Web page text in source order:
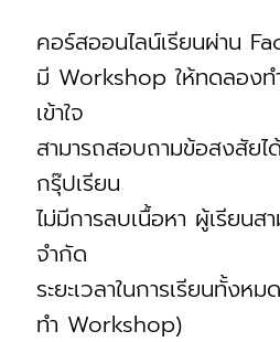
คอร์สออนไลน์เรียนผ่าน
มี Workshop ให้ทดลองท
เข้าใจ
สามารถสอบถามข้อสงสัยไ
กรุ๊ปเรียน
ไม่มีการลบเนื้อหา ผู้เรียนส
จำกัด
ระยะเวลาในการเรียนทั้ง
ทำ Workshop)